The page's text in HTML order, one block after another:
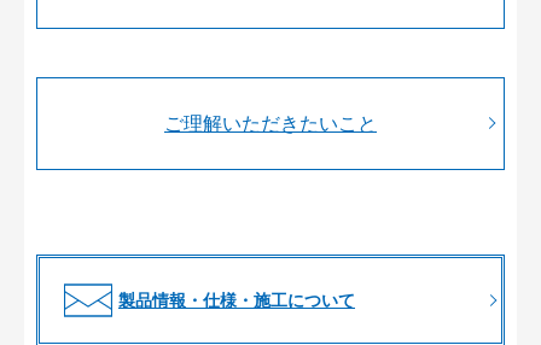
ご理解いただきたいこと
製品情報・仕様・施工について